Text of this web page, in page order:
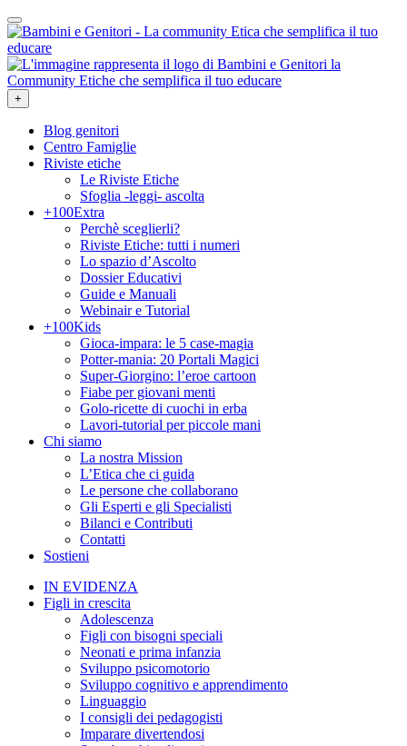
+
Blog genitori
Centro Famiglie
Riviste etiche
Le Riviste Etiche
Sfoglia -leggi- ascolta
+100Extra
Perchè sceglierli?
Riviste Etiche: tutti i numeri
Lo spazio d’Ascolto
Dossier Educativi
Guide e Manuali
Webinair e Tutorial
+100Kids
Gioca-impara: le 5 case-magia
Potter-mania: 20 Portali Magici
Super-Giorgino: l’eroe cartoon
Fiabe per giovani menti
Golo-ricette di cuochi in erba
Lavori-tutorial per piccole mani
Chi siamo
La nostra Mission
L’Etica che ci guida
Le persone che collaborano
Gli Esperti e gli Specialisti
Bilanci e Contributi
Contatti
Sostieni
IN EVIDENZA
Figli in crescita
Adolescenza
Figli con bisogni speciali
Neonati e prima infanzia
Sviluppo psicomotorio
Sviluppo cognitivo e apprendimento
Linguaggio
I consigli dei pedagogisti
Imparare divertendosi